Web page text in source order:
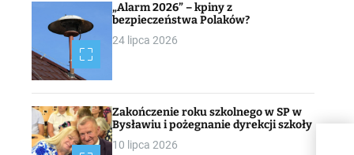
„Alarm 2026” – kpiny z
bezpieczeństwa Polaków?
24 lipca 2026
Zakończenie roku szkolnego w SP w
Bysławiu i pożegnanie dyrekcji szkoły
10 lipca 2026